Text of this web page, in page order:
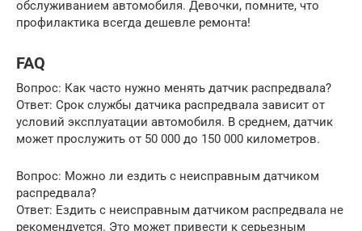
обслуживанием автомобиля. Девочки, помните, что
профилактика всегда дешевле ремонта!
FAQ
Вопрос: Как часто нужно менять датчик распредвала?
Ответ: Срок службы датчика распредвала зависит от
условий эксплуатации автомобиля. В среднем, датчик
может прослужить от 50 000 до 150 000 километров.
Вопрос: Можно ли ездить с неисправным датчиком
распредвала?
Ответ: Ездить с неисправным датчиком распредвала не
рекомендуется. Это может привести к серьезным